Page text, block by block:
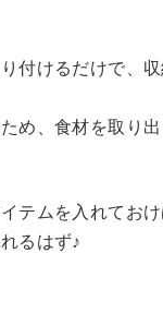
付けるだけで、
め、食材を取り
テムを入れてお
るはず♪